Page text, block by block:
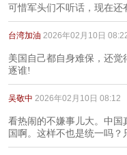
可惜军头们不听话，现在还
台湾加油 2026年02月10日
美国自己都自身难保，还
逐谁!
吴敬中 2026年02月10日 08:12
看热闹的不嫌事儿大。中国
国啊。这样不也是统一吗